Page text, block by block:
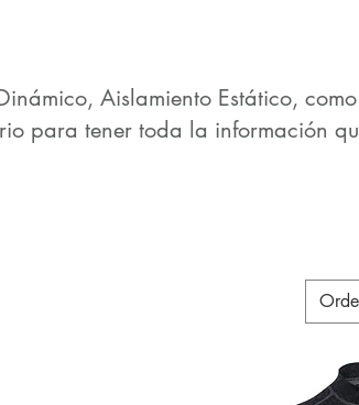
Aislamiento Estático,
para tener toda la información